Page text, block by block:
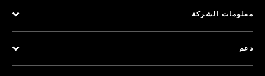
معلومات الشركة
دعم